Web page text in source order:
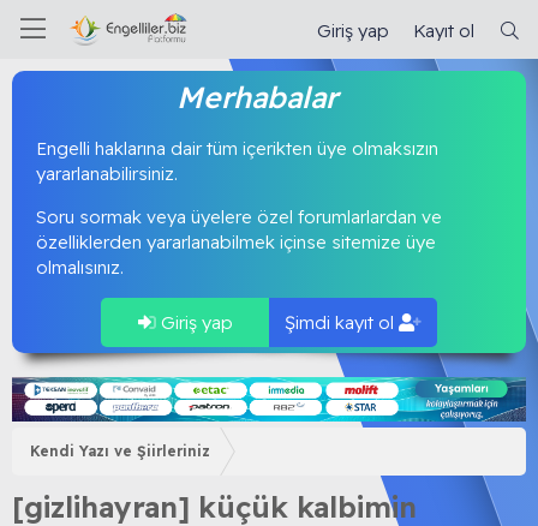
Giriş yap Kayıt ol
Merhabalar
Engelli haklarına dair tüm içerikten üye olmaksızın
yararlanabilirsiniz.
Soru sormak veya üyelere özel forumlarlardan ve
özelliklerden yararlanabilmek içinse sitemize üye
olmalısınız.
Giriş yap Şimdi kayıt ol
Kendi Yazı ve Şiirleriniz
[gizlihayran] küçük kalbimin